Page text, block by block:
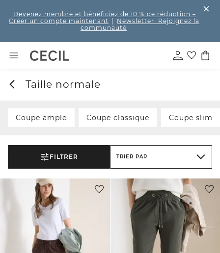
Devenez membre et bénéficiez de 10 % de réduction –
Créer un compte maintenant
Newsletter: Rejoignez la
communauté
Taille normale
Coupe ample Coupe classique Coupe slim
FILTRER TRIER PAR